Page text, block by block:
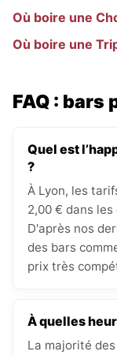
Où boire une
Où boire une
FAQ : bars
Quel est
?
À Lyon, les
2,00 € dans
D'après nos
des bars
prix très
À quelles
La majorité